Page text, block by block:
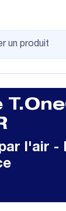
l'air -